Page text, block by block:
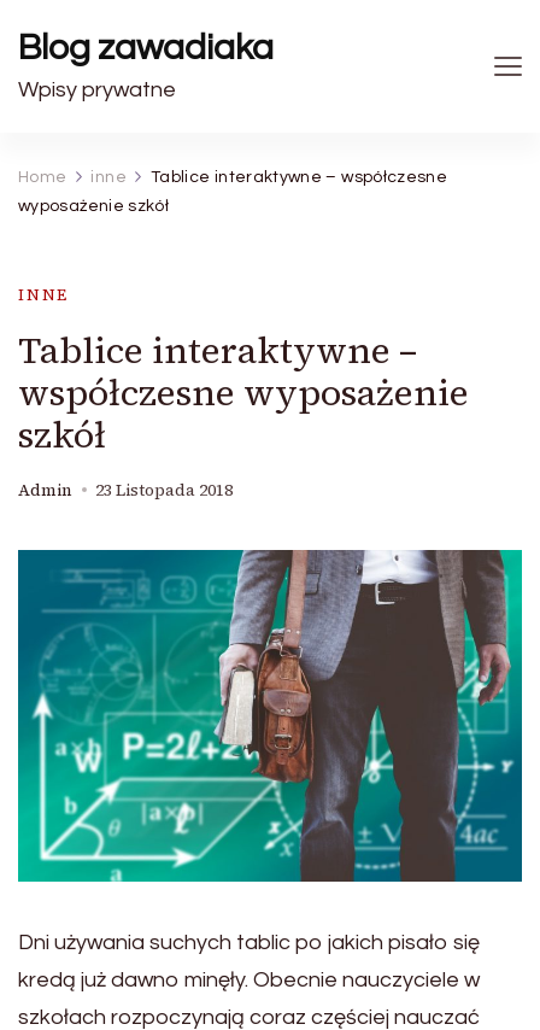
Blog zawadiaka
Wpisy prywatne
Home inne
Tablice interaktywne – współczesne
wyposażenie szkół
INNE
Tablice interaktywne –
współczesne wyposażenie
szkół
Admin 23 Listopada 2018
Dni używania suchych tablic po jakich pisało się
kredą już dawno minęły. Obecnie nauczyciele w
szkołach rozpoczynają coraz częściej nauczać